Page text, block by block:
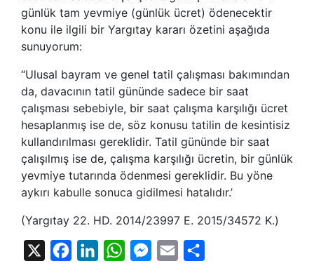
günlük tam yevmiye (günlük ücret) ödenecektir
konu ile ilgili bir Yargıtay kararı özetini aşağıda
sunuyorum:
“Ulusal bayram ve genel tatil çalışması bakımından
da, davacının tatil gününde sadece bir saat
çalışması sebebiyle, bir saat çalışma karşılığı ücret
hesaplanmış ise de, söz konusu tatilin de kesintisiz
kullandırılması gereklidir. Tatil gününde bir saat
çalışılmış ise de, çalışma karşılığı ücretin, bir günlük
yevmiye tutarında ödenmesi gereklidir. Bu yöne
aykırı kabulle sonuca gidilmesi hatalıdır.’
(Yargıtay 22. HD. 2014/23997 E. 2015/34572 K.)
FacebookLinkedInWhatsAppMessenger
Email